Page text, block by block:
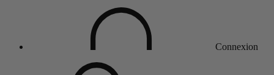
Connexion